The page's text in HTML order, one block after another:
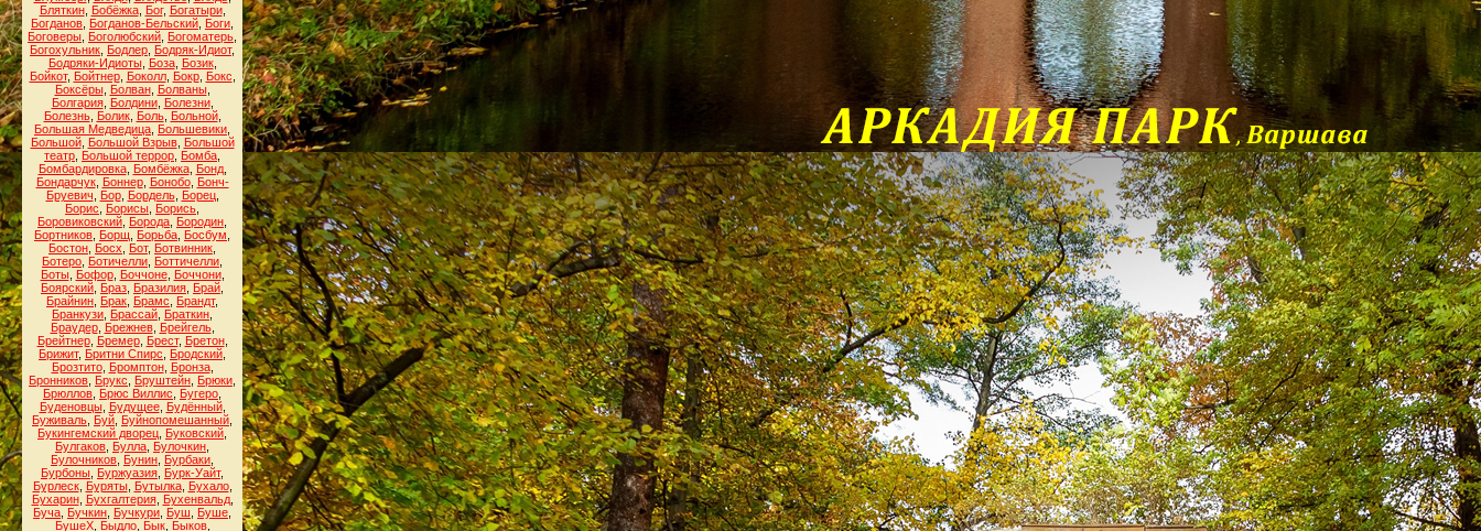
Бляткин, Бобёжка, Бог, Богатыри,
Богданов Богданов-Бельский Боги
Боговеры Боголюбский Богоматерь
Богохульник Бодлер Бодряк-Идиот,
Бодряки-Идиоты, Боза, Бозик,
Бойкот, Бойтнер, Боколл, Бокр, Бокс
Боксёры, Болван, Болваны,
Болгария, Болдини, Болезни,
Болезнь, Болик, Боль, Больной,
Большая Медведица Большевики
Большой, Большой Взрыв, Большой
театр Большой террор Бомба
Бомбардировка, Бомбёжка, Бонд,
Бондарчук, Боннер, Бонобо, Бонч-
Бруевич
Бор, Бордель, Борец,
Борис
Борисы Борись
Боровиковский Борода Бородин
Бортников Борщ Борьба Босбум
Бостон Босх Бот, Ботвинник
Ботеро Ботичелли Боттичелли
Боты, Бофор, Боччоне, Боччони,
Боярский Браз Бразилия Брай
Брайнин Брак Брамс Брандт,
Бранкузи Брассай Браткин
Браудер, Брежнев, Брейгель,
Брейтнер, Бремер, Брест, Бретон,
Брижит, Бритни Спирс Бродский
Брозтито, Бромптон, Бронза,
Бронников Брукс Бруштейн Брюки
Брюллов Брюс Виллис Бугеро
Буденовцы, Будущее, Будённый,
Буживаль Буй Буйнопомешанный
Букингемский дворец Буковский
Булгаков Булла Булочкин
Булочников Бунин Бурбаки
Бурбоны Буржуазия Бурк-Уайт,
Бурлеск, Буряты, Бутылка, Бухало,
Бухарин, Бухгалтерия, Бухенвальд,
Буча Бучкин Бучкури Буш Буше
БушеХ, Быдло, Бык, Быков,